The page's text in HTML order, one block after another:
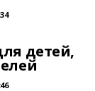
детей,